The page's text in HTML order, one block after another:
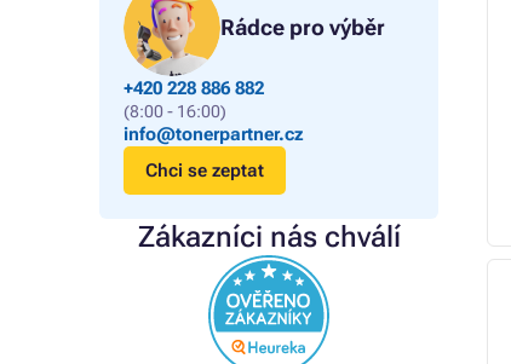
Rádce pro výběr
+420 228 886 882
(8:00 - 16:00)
info@tonerpartner.cz
Chci se zeptat
Zákazníci nás chválí